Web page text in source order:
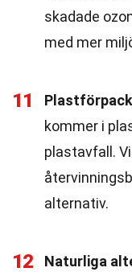
skadade
med mer
11
kommer i
plastavfall.
alternativ.
12 Naturliga